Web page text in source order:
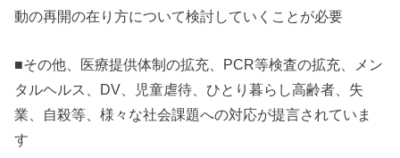
動の再開の在り方について検討していくことが必要
■その他、医療提供体制の拡充、PCR等検査の拡充、メン
タルヘルス、DV、児童虐待、ひとり暮らし高齢者、失
業、自殺等、様々な社会課題への対応が提言されていま
す